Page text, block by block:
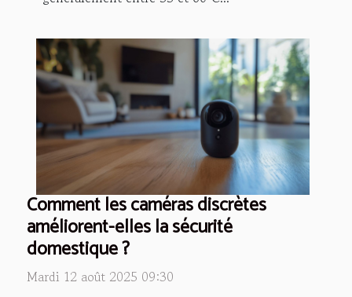
Comment les caméras discrètes
améliorent-elles la sécurité
domestique ?
Mardi 12 août 2025 09:30